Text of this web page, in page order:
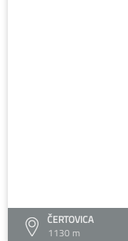
ČERTOVICA
1130 m